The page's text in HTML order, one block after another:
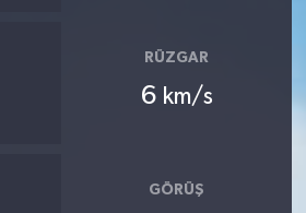
RÜZGAR
6 km/s
GÖRÜŞ